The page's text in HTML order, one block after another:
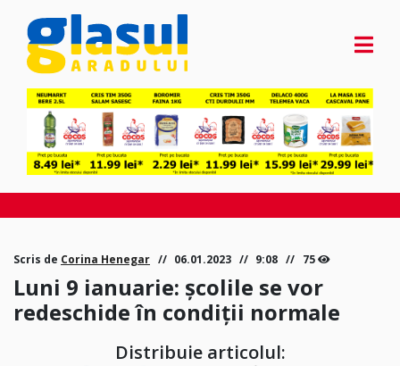
Scris de Corina Henegar 06.01.2023 9:08 75
Luni 9 ianuarie: școlile se vor
redeschide în condiții normale
Distribuie articolul: